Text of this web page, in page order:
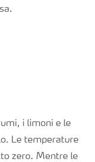
i limoni e le
Le temperature
zero. Mentre le